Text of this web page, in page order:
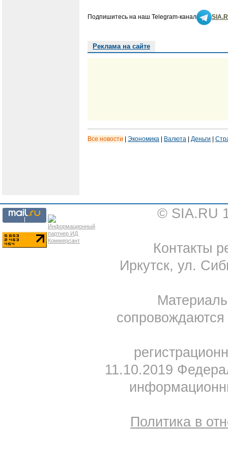
Подпишитесь на наш Telegram-канал
Реклама на сайте
Все новости Экономика Валюта Деньги
© SIA.RU
Контакты
Иркутск, ул.
11.10.2019
Политика в